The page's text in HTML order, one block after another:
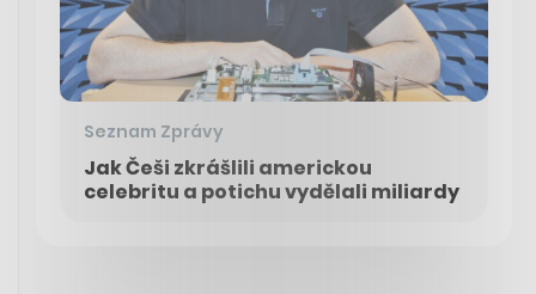
Seznam Zprávy
Jak Češi zkrášlili americkou
celebritu a potichu vydělali miliardy